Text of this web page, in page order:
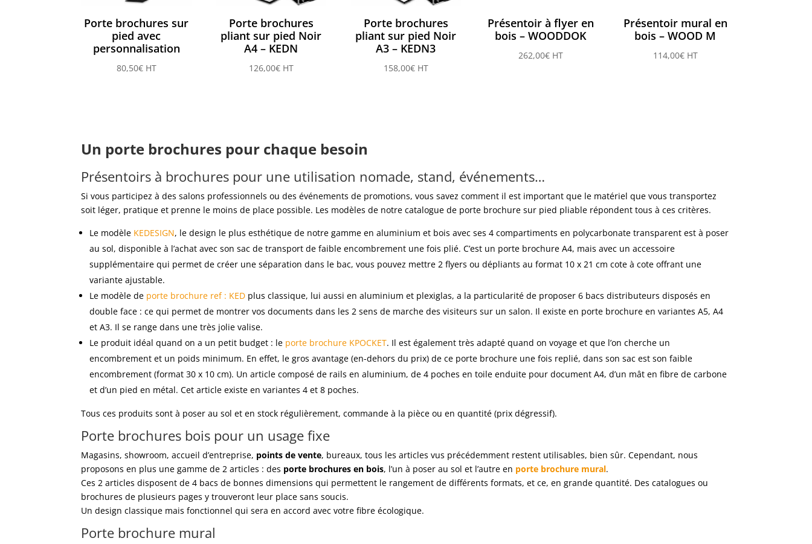
Porte brochures sur
pied avec
personnalisation
80,50€ HT
Porte brochures
pliant sur pied Noir
A4 – KEDN
126,00€ HT
Porte brochures
pliant sur pied Noir
A3 – KEDN3
158,00€ HT
Présentoir à flyer en
bois – WOODDOK
262,00€ HT
Présentoir mural en
bois – WOOD M
114,00€ HT
Un porte brochures pour chaque besoin
Présentoirs à brochures pour une utilisation nomade, stand, événements…
Si vous participez à des salons professionnels ou des événements de promotions, vous savez comment il est important que le matériel que vous transportez
soit léger, pratique et prenne le moins de place possible. Les modèles de notre catalogue de porte brochure sur pied pliable répondent tous à ces critères.
Le modèle KEDESIGN, le design le plus esthétique de notre gamme en aluminium et bois avec ses 4 compartiments en polycarbonate transparent est à poser
au sol, disponible à l’achat avec son sac de transport de faible encombrement une fois plié. C’est un porte brochure A4, mais avec un accessoire
supplémentaire qui permet de créer une séparation dans le bac, vous pouvez mettre 2 flyers ou dépliants au format 10 x 21 cm cote à cote offrant une
variante ajustable.
Le modèle de porte brochure ref : KED plus classique, lui aussi en aluminium et plexiglas, a la particularité de proposer 6 bacs distributeurs disposés en
double face : ce qui permet de montrer vos documents dans les 2 sens de marche des visiteurs sur un salon. Il existe en porte brochure en variantes A5, A4
et A3. Il se range dans une très jolie valise.
Le produit idéal quand on a un petit budget : le porte brochure KPOCKET. Il est également très adapté quand on voyage et que l’on cherche un
encombrement et un poids minimum. En effet, le gros avantage (en-dehors du prix) de ce porte brochure une fois replié, dans son sac est son faible
encombrement (format 30 x 10 cm). Un article composé de rails en aluminium, de 4 poches en toile enduite pour document A4, d’un mât en fibre de carbone
et d’un pied en métal. Cet article existe en variantes 4 et 8 poches.
Tous ces produits sont à poser au sol et en stock régulièrement, commande à la pièce ou en quantité (prix dégressif).
Porte brochures bois pour un usage fixe
Magasins, showroom, accueil d’entreprise, points de vente, bureaux, tous les articles vus précédemment restent utilisables, bien sûr. Cependant, nous
proposons en plus une gamme de 2 articles : des porte brochures en bois, l’un à poser au sol et l’autre en porte brochure mural.
Ces 2 articles disposent de 4 bacs de bonnes dimensions qui permettent le rangement de différents formats, et ce, en grande quantité. Des catalogues ou
brochures de plusieurs pages y trouveront leur place sans soucis.
Un design classique mais fonctionnel qui sera en accord avec votre fibre écologique.
Porte brochure mural